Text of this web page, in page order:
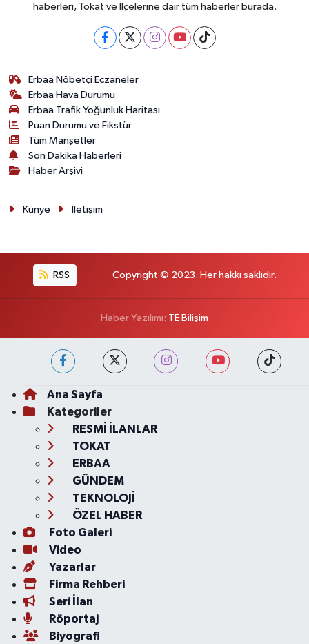
haberleri, Tokat ve İlçelerine dair tüm haberler burada.
Erbaa Nöbetçi Eczaneler
Erbaa Hava Durumu
Erbaa Trafik Yoğunluk Haritası
Puan Durumu ve Fikstür
Tüm Manşetler
Son Dakika Haberleri
Haber Arşivi
Künye İletişim
RSS Copyright © 2023. Her hakkı saklıdır.
Haber Yazılımı: TE Bilişim
Ana Sayfa
Kategoriler
RESMİ İLANLAR
TOKAT
ERBAA
GÜNDEM
TEKNOLOJİ
ÖZEL HABER
Foto Galeri
Video
Yazarlar
Firma Rehberi
Seri İlan
Röportaj
Biyografi